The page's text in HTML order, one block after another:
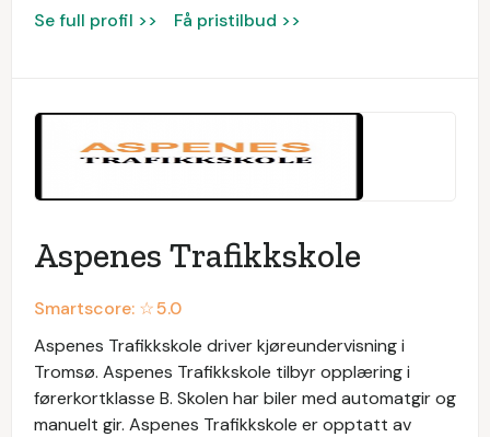
Se full profil >> Få pristilbud >>
Aspenes Trafikkskole
Smartscore: ☆5.0
Aspenes Trafikkskole driver kjøreundervisning i
Tromsø. Aspenes Trafikkskole tilbyr opplæring i
førerkortklasse B. Skolen har biler med automatgir og
manuelt gir. Aspenes Trafikkskole er opptatt av